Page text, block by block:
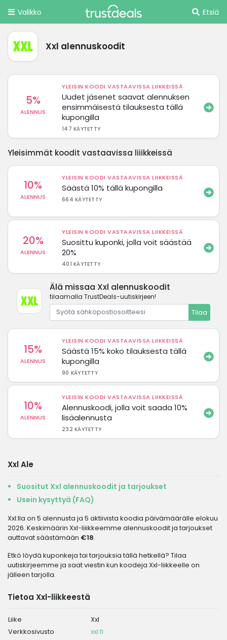
Valikko Etsiä
Xxl alennuskoodit
5%
ALENNUS
YLEISIN KOODI VASTAAVISSA LIIKKEISSÄ
Uudet jäsenet saavat alennuksen
ensimmäisestä tilauksesta tällä
kupongilla
147 KÄYTETTY
Yleisimmät koodit vastaavissa liiikkeissä
10%
ALENNUS
YLEISIN KOODI VASTAAVISSA LIIKKEISSÄ
Säästä 10% tällä kupongilla
664 KÄYTETTY
20%
ALENNUS
YLEISIN KOODI VASTAAVISSA LIIKKEISSÄ
Suosittu kuponki, jolla voit säästää
20%
401 KÄYTETTY
Älä missaa Xxl alennuskoodit
tilaamalla TrustDeals-uutiskirjeen!
Tilaa
15%
ALENNUS
YLEISIN KOODI VASTAAVISSA LIIKKEISSÄ
Säästä 15% koko tilauksesta tällä
kupongilla
90 KÄYTETTY
10%
ALENNUS
YLEISIN KOODI VASTAAVISSA LIIKKEISSÄ
Alennuskoodi, jolla voit saada 10%
lisäalennusta
232 KÄYTETTY
Xxl Ale
Suositut Xxl alennuskoodit ja tarjoukset
Usein kysyttyä (FAQ)
Xxl:lla on 5 alennusta ja 5 aktiivista koodia päivämäärälle elokuu
2026. Keskimäärin Xxl-liiikkeemme alennuskoodit ja tarjoukset
auttavat säästämään €18.
Etkö löydä kuponkeja tai tarjouksia tällä hetkellä? Tilaa
uutiskirjeemme ja saat viestin kun koodeja Xxl-liikkeelle on
jälleen tarjolla.
Tietoa Xxl-liikkeestä
Liike
Xxl
Verkkosivusto
xxl.fi